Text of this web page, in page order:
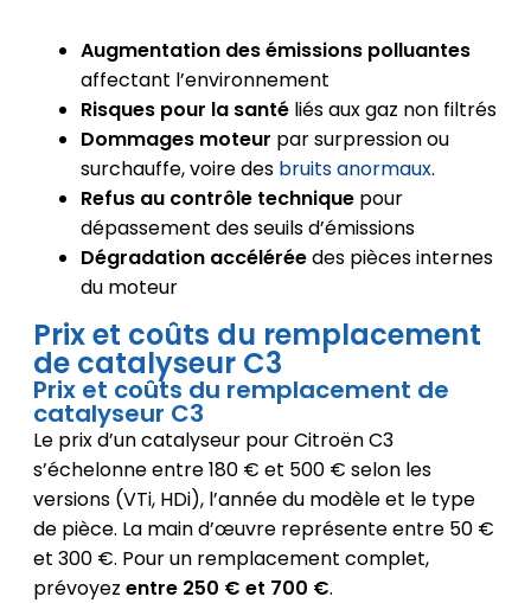
Augmentation des émissions polluantes
affectant l’environnement
Risques pour la santéliés aux gaz non filtrés
Dommages moteur par surpression ou
surchauffe, voire des bruits anormaux.
Refus au contrôle techniquepour
dépassement des seuils d’émissions
Dégradation accéléréedes pièces internes
du moteur
Prix et coûts du remplacement
de catalyseur C3
Prix et coûts du remplacement de
catalyseur C3
Le prix d’un catalyseur pour Citroën C3
s’échelonne entre 180 € et 500 € selon les
versions (VTi, HDi), l’année du modèle et le type
de pièce. La main d’œuvre représente entre 50 €
et 300 €. Pour un remplacement complet,
prévoyez entre 250 € et 700 €.